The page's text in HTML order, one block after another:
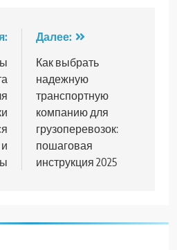
Далее:
Как выбрать
надежную
транспортную
компанию для
грузоперевозок:
пошаговая
инструкция 2025